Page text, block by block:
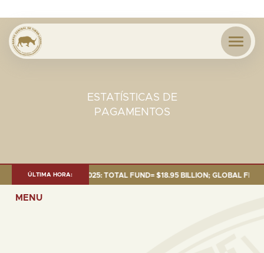
ESTATÍSTICAS DE
PAGAMENTOS
ÚLTIMA HORA:
AS OF 30 SEP. 2025: TOTAL FUND= $18.95 BILLION; GLOBAL
MENU